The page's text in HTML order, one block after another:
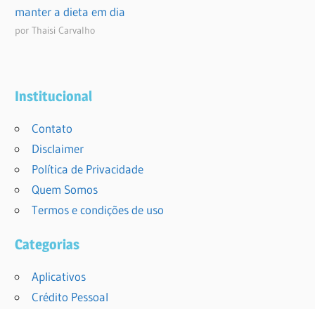
manter a dieta em dia
por Thaisi Carvalho
Institucional
Contato
Disclaimer
Política de Privacidade
Quem Somos
Termos e condições de uso
Categorias
Aplicativos
Crédito Pessoal